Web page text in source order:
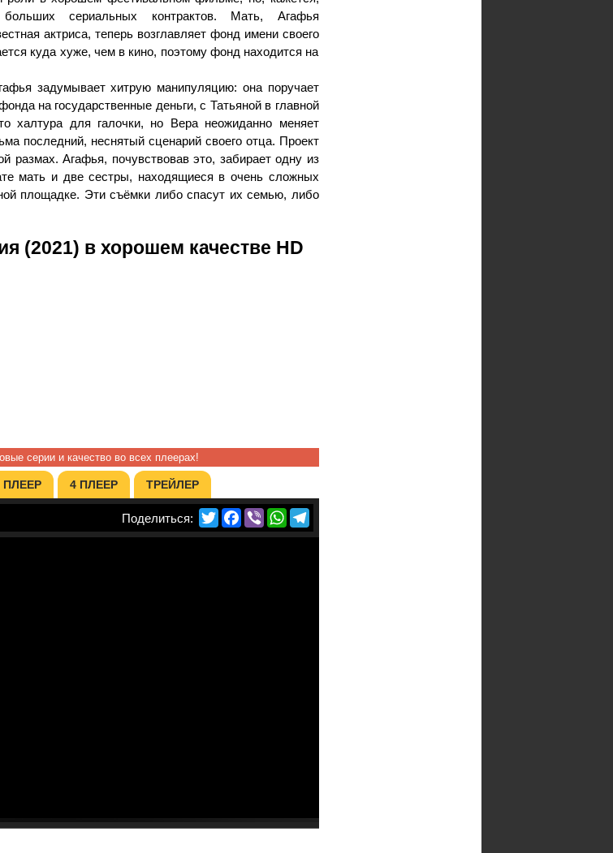
сериальных контрактов. Мать, Агафья
актриса, теперь возглавляет фонд имени своего
куда хуже, чем в кино, поэтому фонд находится на
задумывает хитрую манипуляцию: она поручает
на государственные деньги, с Татьяной в главной
халтура для галочки, но Вера неожиданно меняет
последний, неснятый сценарий своего отца. Проект
размах. Агафья, почувствовав это, забирает одну из
мать и две сестры, находящиеся в очень сложных
площадке. Эти съёмки либо спасут их семью, либо
(2021) в хорошем качестве HD
серии и качество во всех плеерах!
ПЛЕЕР 4 ПЛЕЕР ТРЕЙЛЕР
TwitterFacebook
ViberWhatsApp
Telegram